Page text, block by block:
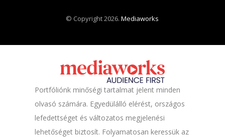
© Copyright 2026.Mediaworks
Portfóliónk minőségi tartalmat jelent minden
olvasó számára. Egyedülálló elérést, országos
lefedettséget és változatos megjelenési
lehetőséget biztosít. Folyamatosan keressük az